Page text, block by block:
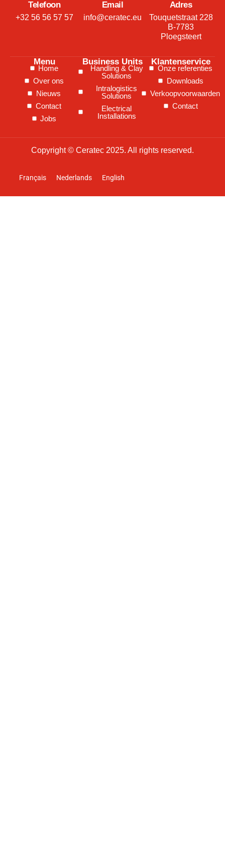
Telefoon
+32 56 56 57 57
Email
info@ceratec.eu
Adres
Touquetstraat 228
B-7783
Ploegsteert
Menu
Home
Over ons
Nieuws
Contact
Jobs
Business Units
Handling & Clay
Solutions
Intralogistics
Solutions
Electrical
Installations
Klantenservice
Onze referenties
Downloads
Verkoopvoorwaarden
Contact
Copyright © Ceratec 2025. All rights reserved.
Français Nederlands English